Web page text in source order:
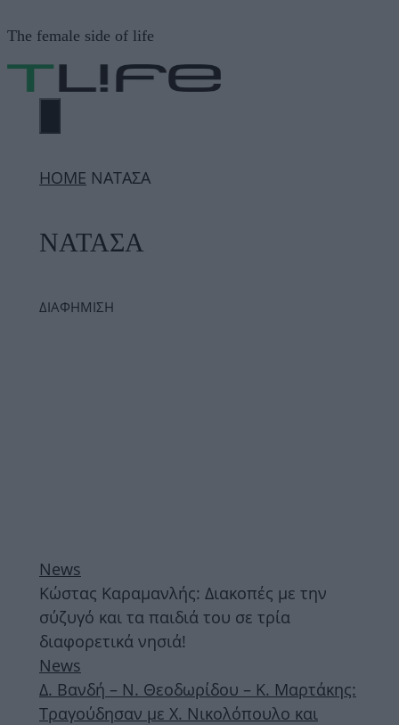
σε
περιεχόμενο
The female side of life
ΜΕΝΟΎ
ΗΟΜΕ ΝΑΤΑΣΑ
ΝΑΤΑΣΑ
ΔΙΑΦΗΜΙΣΗ
News
Κώστας Καραμανλής: Διακοπές με την
σύζυγό και τα παιδιά του σε τρία
διαφορετικά νησιά!
News
Δ. Βανδή – Ν. Θεοδωρίδου – K. Μαρτάκης:
Τραγούδησαν με Χ. Νικολόπουλο και